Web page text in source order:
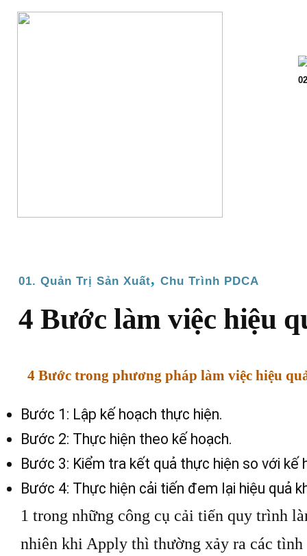
01. Quản Trị Sản Xuất, Chu Trình PDCA
4 Bước làm việc hiệu
4 Bước trong phương pháp làm việc hiệu
Bước 1: Lập kế hoạch thực hiện.
Bước 2: Thực hiện theo kế hoạch.
Bước 3: Kiểm tra kết quả thực hiện so với kế
Bước 4: Thực hiện cải tiến đem lại hiệu quả
1 trong những công cụ cải tiến quy trình
nhiên khi Apply thì thường xảy ra các